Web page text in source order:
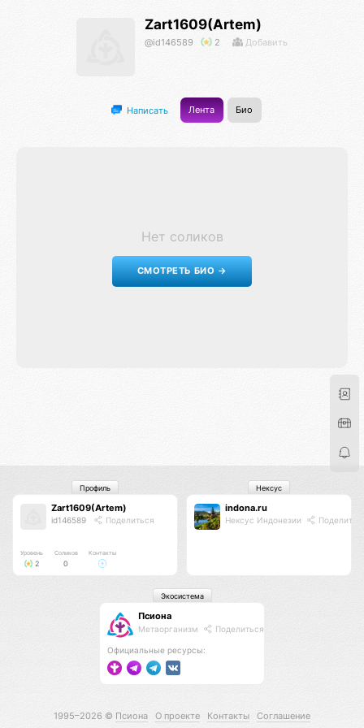
Zart1609(Artem)
@id146589 2 Добавить
Написать Лента Био
Нет соликов
СМОТРЕТЬ БИО →
Zart1609(Artem)
id146589 Поделиться
Уровень
2
Соликов
0
Контакты
Профиль
indona.ru
Нексус Индонезии
Нексус
Псиона
Метаорганизм Поделиться
Официальные ресурсы:
Экосистема
1995–2026 © Псиона О проекте Контакты Соглашение